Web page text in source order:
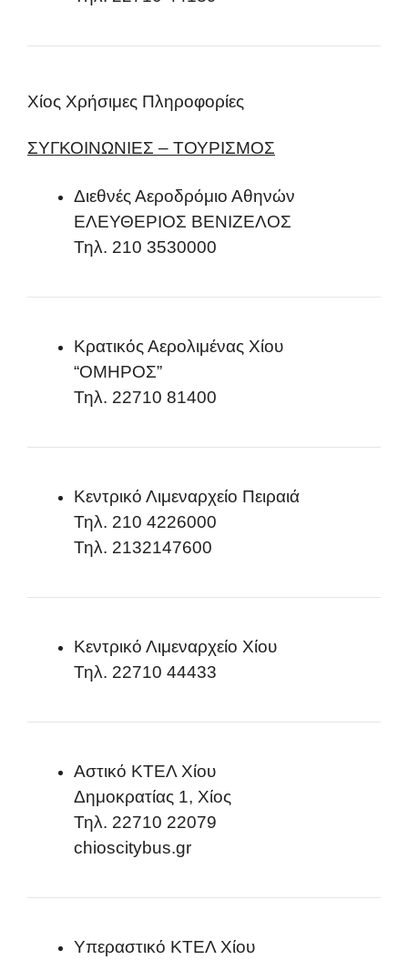
Χίος Χρήσιμες Πληροφορίες
ΣΥΓΚΟΙΝΩΝΙΕΣ – ΤΟΥΡΙΣΜΟΣ
Διεθνές Αεροδρόμιο Αθηνών
ΕΛΕΥΘΕΡΙΟΣ ΒΕΝΙΖΕΛΟΣ
Τηλ. 210 3530000
Κρατικός Αερολιμένας Χίου
“ΟΜΗΡΟΣ”
Τηλ. 22710 81400
Κεντρικό Λιμεναρχείο Πειραιά
Τηλ. 210 4226000
Τηλ. 2132147600
Κεντρικό Λιμεναρχείο Χίου
Τηλ. 22710 44433
Αστικό ΚΤΕΛ Χίου
Δημοκρατίας 1, Χίος
Τηλ. 22710 22079
chioscitybus.gr
Υπεραστικό ΚΤΕΛ Χίου